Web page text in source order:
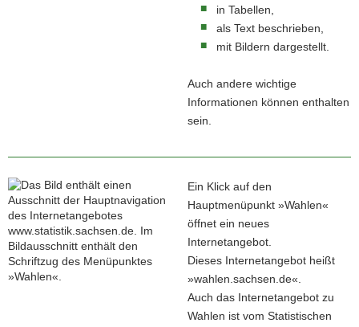
in Tabellen,
als Text beschrieben,
mit Bildern dargestellt.
Auch andere wichtige
Informationen können enthalten
sein.
Ein Klick auf den
Hauptmenüpunkt »Wahlen«
öffnet ein neues
Internetangebot.
Dieses Internetangebot heißt
»wahlen.sachsen.de«.
Auch das Internetangebot zu
Wahlen ist vom Statistischen